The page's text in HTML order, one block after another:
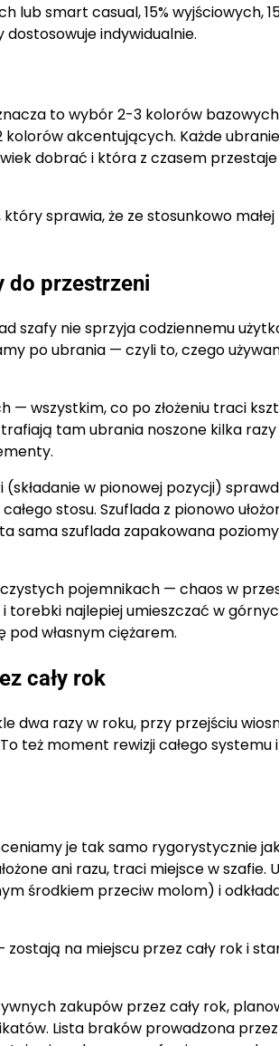
lub smart casual, 15% wyjściowych,
indywidualnie.
to wybór 2-3 kolorów bazowych
akcentujących. Każde
dobrać i która z czasem
sprawia, że ze stosunkowo małej
do przestrzeni
szafy nie sprzyja codziennemu
po ubrania — czyli to, czego
— wszystkim, co po złożeniu traci
tam ubrania noszone kilka
w pionowej pozycji)
stosu. Szuflada z pionowo
sama szuflada zapakowana
pojemnikach — chaos w
torebki najlepiej umieszczać w
pod własnym ciężarem.
cały rok
dwa razy w roku, przy przejściu
też moment rewizji całego systemu
je tak samo rygorystycznie
ani razu, traci miejsce w szafie.
środkiem przeciw molom) i
na miejscu przez cały rok i
zakupów przez cały rok,
Lista braków prowadzona